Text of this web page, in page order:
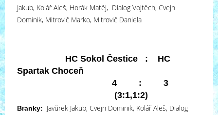
Jakub, Kolář Aleš, Horák Matěj, Dialog Vojtěch, Cvejn
Dominik, Mitrovič Marko, Mitrovič Daniela
HC Sokol Čestice : HC
Spartak Choceň
4 : 3
(3:1,1:2)
Branky:
Javůrek Jakub, Cvejn Dominik, Kolář Aleš, Dialog